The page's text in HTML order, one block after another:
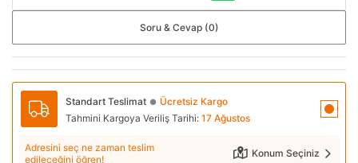
Soru & Cevap (0)
Standart Teslimat ● Ücretsiz Kargo
Tahmini Kargoya Veriliş Tarihi: 17 Ağustos
Adresini seç ne zaman teslim
edileceğini öğren!
Konum Seçiniz